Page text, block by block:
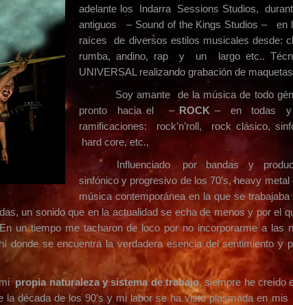
adelante los Indarra Sessions Studios,
antiguos – Sound of the Kings Studios – en
raíces de diversos estilos musicales desde:
rumba, andino, rap y un largo etc..
UNIVERSAL realizando grabación de
Soy amante de la música de todo
pronto hacia el –ROCK – en todas y
ramificaciones: rock’n’roll, rock clásico,
hard core, etc.,
Influenciado por bandas y
sinfónico y progresivo de los 70’s, heavy
música contemporánea en la que se
un sonido que en la actualidad se echa de menos y por el
un tiempo me tacharon de loco por no incorporarme a las
donde se encuentra la verdadera esencia del sentimiento y
propia naturaleza y sistema de trabajo, siempre he creído
década de los 90’s y mi labor se ha visto plasmada en